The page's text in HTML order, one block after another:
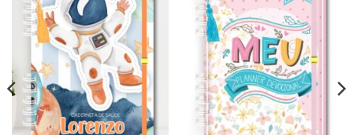
a lista de
desejos
a lista de
desejos